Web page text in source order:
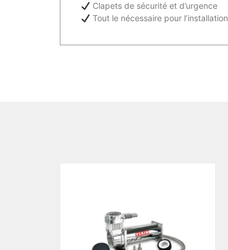
Clapets de sécurité et d’urgence
Tout le nécessaire pour l’installation